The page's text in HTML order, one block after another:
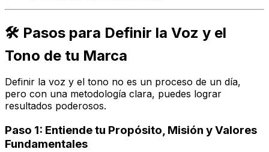
🛠️ Pasos para Definir la Voz y el
Tono de tu Marca
Definir la voz y el tono no es un proceso de un día,
pero con una metodología clara, puedes lograr
resultados poderosos.
Paso 1: Entiende tu Propósito, Misión y Valores
Fundamentales